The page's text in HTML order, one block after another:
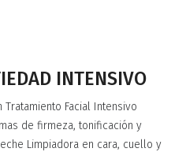
INTENSIVO
Tratamiento Facial Intensivo
de firmeza, tonificación y
Limpiadora en cara, cuello y